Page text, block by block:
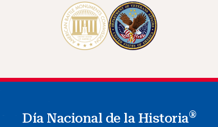
Día Nacional de la Historia®